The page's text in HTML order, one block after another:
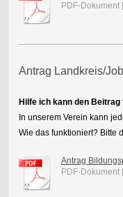
PDF-Dokument
Antrag Landkreis/
Hilfe ich kann den
In unserem Verein kann
Wie das funktioniert? Bitte
Antrag
PDF-Dokument